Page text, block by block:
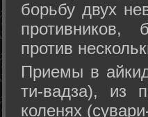
борьбу двух
противников,
против
Приемы в
ти-вадза), из
коленях